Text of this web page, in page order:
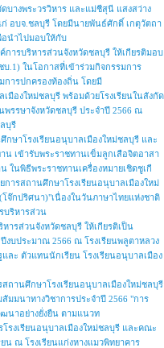
บางพระวรวิหาร และแม่ชีสุนี แสงสว่าง
อบจ.ชลบุรี โดยมีนายพันธ์ศักดิ์ เกตุวัตถา
อนำไปมอบให้กับ
การบริหารส่วนจังหวัดชลบุรี ให้เกียรติมอบ
บ.1) ในโอกาสที่เข้าร่วมกิจกรรมการ
การปกครองท้องถิ่น โดยมี
มืองใหม่ชลบุรี พร้อมด้วยโรงเรียนในสังกัด
พรรษาจังหวัดชลบุรี ประจำปี 2566 ณ
บุรี
ษาโรงเรียนอนุบาลเมืองใหม่ชลบุรี และ
เข้ารับพระราชทานเข็มลูกเสือจิตอาสา
ในพิธีพระราชทานเครื่องหมายเชิดชูเกี
ารสถานศึกษาโรงเรียนอนุบาลเมืองใหม่
จ๊กปริศนา)"เนื่องในวันภาษาไทยแห่งชาติ
บริหารส่วน
ารส่วนจังหวัดชลบุรี ให้เกียรติเป็น
งบประมาณ 2566 ณ โรงเรียนพลูตาหลวง
ะ ตัวแทนนักเรียน โรงเรียนอนุบาลเมือง
ถานศึกษาโรงเรียนอนุบาลเมืองใหม่ชลบุรี
มมนาทางวิชาการประจำปี 2566 "การ
นาอย่างยั่งยืน ตามแนวท
รงเรียนอนุบาลเมืองใหม่ชลบุรี และคณะ
น ณ โรงเรียนแก่งหางแมวพิทยาคาร